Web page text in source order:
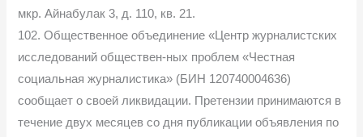
мкр. Айнабулак 3, д. 110, кв. 21.
102. Общественное объединение «Центр журналистских
исследований обществен-ных проблем «Честная
социальная журналистика» (БИН 120740004636)
сообщает о своей ликвидации. Претензии принимаются в
течение двух месяцев со дня публикации объявления по